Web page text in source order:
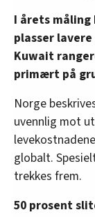
I årets måling
plasser
Kuwait
primært på
Norge
uvennlig mot
globalt.
trekkes frem.
50 prosent